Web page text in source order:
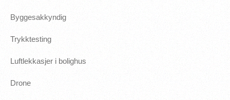
Byggesakkyndig
Trykktesting
Luftlekkasjer i bolighus
Drone